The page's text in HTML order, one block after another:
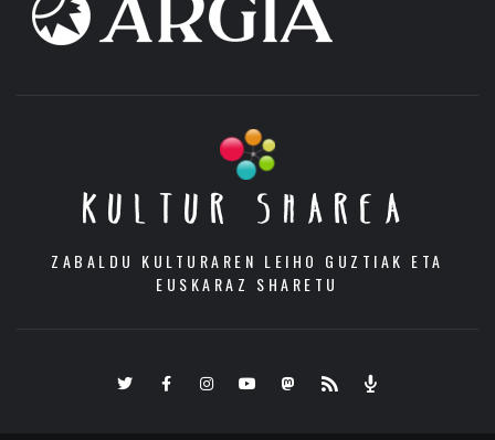
KULTUR SHAREA
ZABALDU KULTURAREN LEIHO GUZTIAK ETA
EUSKARAZ SHARETU
TwitterFacebookInstagramYoutubeMastodon.eus
RSS Podcast